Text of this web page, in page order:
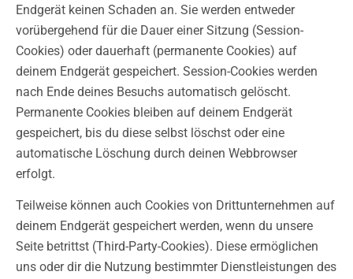
Endgerät keinen Schaden an. Sie werden entweder
vorübergehend für die Dauer einer Sitzung (Session-
Cookies) oder dauerhaft (permanente Cookies) auf
deinem Endgerät gespeichert. Session-Cookies werden
nach Ende deines Besuchs automatisch gelöscht.
Permanente Cookies bleiben auf deinem Endgerät
gespeichert, bis du diese selbst löschst oder eine
automatische Löschung durch deinen Webbrowser
erfolgt.
Teilweise können auch Cookies von Drittunternehmen auf
deinem Endgerät gespeichert werden, wenn du unsere
Seite betrittst (Third-Party-Cookies). Diese ermöglichen
uns oder dir die Nutzung bestimmter Dienstleistungen des